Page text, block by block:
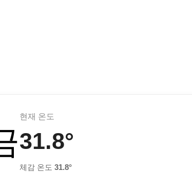
현재 온도
31.8°
체감 온도 31.8°